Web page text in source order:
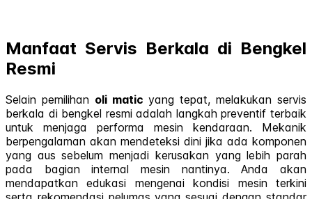
Manfaat Servis Berkala di Bengkel
Resmi
Selain pemilihan oli matic yang tepat, melakukan servis
berkala di bengkel resmi adalah langkah preventif terbaik
untuk menjaga performa mesin kendaraan. Mekanik
berpengalaman akan mendeteksi dini jika ada komponen
yang aus sebelum menjadi kerusakan yang lebih parah
pada bagian internal mesin nantinya. Anda akan
mendapatkan edukasi mengenai kondisi mesin terkini